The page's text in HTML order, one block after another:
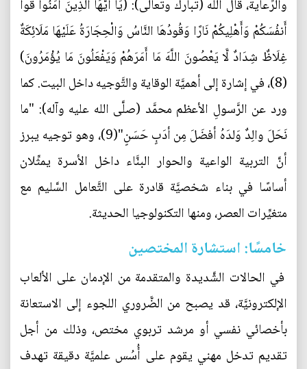
والرِّعاية، قال الله (تبارك وتعالى): (يَا أَيُّهَا الَّذِينَ آمَنُوا قُوا
أَنفُسَكُمْ وَأَهْلِيكُمْ نَارًا وَقُودُهَا النَّاسُ وَالْحِجَارَةُ عَلَيْهَا مَلَائِكَةٌ
غِلَاظٌ شِدَادٌ لَّا يَعْصُونَ اللَّهَ مَا أَمَرَهُمْ وَيَفْعَلُونَ مَا يُؤْمَرُونَ)
(8)، في إشارة إلى أهميَّة الوقاية والتَّوجيه داخل البيت. كما
ورد عن الرَّسولِ الأعظم محمَّد (صلَّى الله عليه وآله): "ما
نَحَلَ والِدٌ وَلدَهُ أفضَلَ مِن أدَبٍ حَسَنٍ"(9)، وهو توجيه يبرز
أنَّ التربية الواعية والحوار البنَّاء داخل الأسرة يمثِّلان
أساسًا في بناء شخصيَّة قادرة على التَّعامل السَّليم مع
متغيِّرات العصر، ومنها التكنولوجيا الحديثة.
خامسًا: استشارة المختصين
في الحالات الشَّديدة والمتقدمة من الإدمان على الألعاب
الإلكترونيَّة، قد يصبح من الضَّروري اللجوء إلى الاستعانة
بأخصائي نفسي أو مرشد تربوي مختص، وذلك من أجل
تقديم تدخل مهني يقوم على أُسُس علميَّة دقيقة تهدف